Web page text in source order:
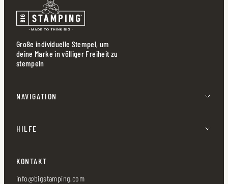
Große individuelle Stempel, um
deine Marke in völliger Freiheit zu
stempeln
NAVIGATION
HILFE
KONTAKT
info@bigstamping.com